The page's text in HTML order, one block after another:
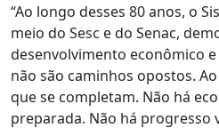
“Ao longo desses 80 anos, o
meio do Sesc e do Senac,
desenvolvimento econômico
não são caminhos opostos.
que se completam. Não há
preparada. Não há progresso